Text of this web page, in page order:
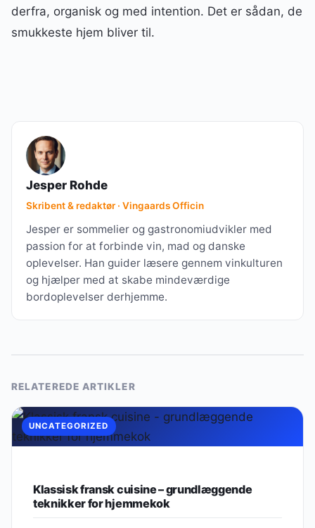
derfra, organisk og med intention. Det er sådan, de
smukkeste hjem bliver til.
Jesper Rohde
Skribent & redaktør · Vingaards Officin
Jesper er sommelier og gastronomiudvikler med
passion for at forbinde vin, mad og danske
oplevelser. Han guider læsere gennem vinkulturen
og hjælper med at skabe mindeværdige
bordoplevelser derhjemme.
RELATEREDE ARTIKLER
UNCATEGORIZED
Klassisk fransk cuisine – grundlæggende
teknikker for hjemmekok